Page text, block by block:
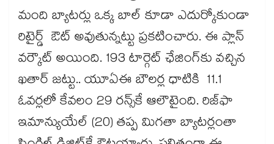
మంది బ్యాటర్లు ఒక్క బాల్‌‌‌‌ కూడా ఎదుర్కోకుండా
రిటైర్డ్ ఔట్‌‌‌‌ అవుతున్నట్టు ప్రకటించారు. ఈ ప్లాన్‌‌‌‌
వర్కౌట్ అయింది. 193 టార్గెట్‌‌‌‌ ఛేజింగ్‌‌‌‌కు వచ్చిన
ఖతార్‌‌‌‌‌‌‌‌ జట్టు.. యూఏఈ బౌలర్ల ధాటికి 11.1
ఓవర్లలో కేవలం 29 రన్స్‌‌‌‌కే ఆలౌటైంది. రిజ్‌‌‌‌ఫా
ఇమాన్యుయేల్ (20) తప్ప మిగతా బ్యాటర్లంతా